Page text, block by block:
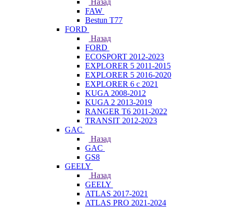
Назад
FAW
Bestun T77
FORD
Назад
FORD
ECOSPORT 2012-2023
EXPLORER 5 2011-2015
EXPLORER 5 2016-2020
EXPLORER 6 с 2021
KUGA 2008-2012
KUGA 2 2013-2019
RANGER T6 2011-2022
TRANSIT 2012-2023
GAC
Назад
GAC
GS8
GEELY
Назад
GEELY
ATLAS 2017-2021
ATLAS PRO 2021-2024